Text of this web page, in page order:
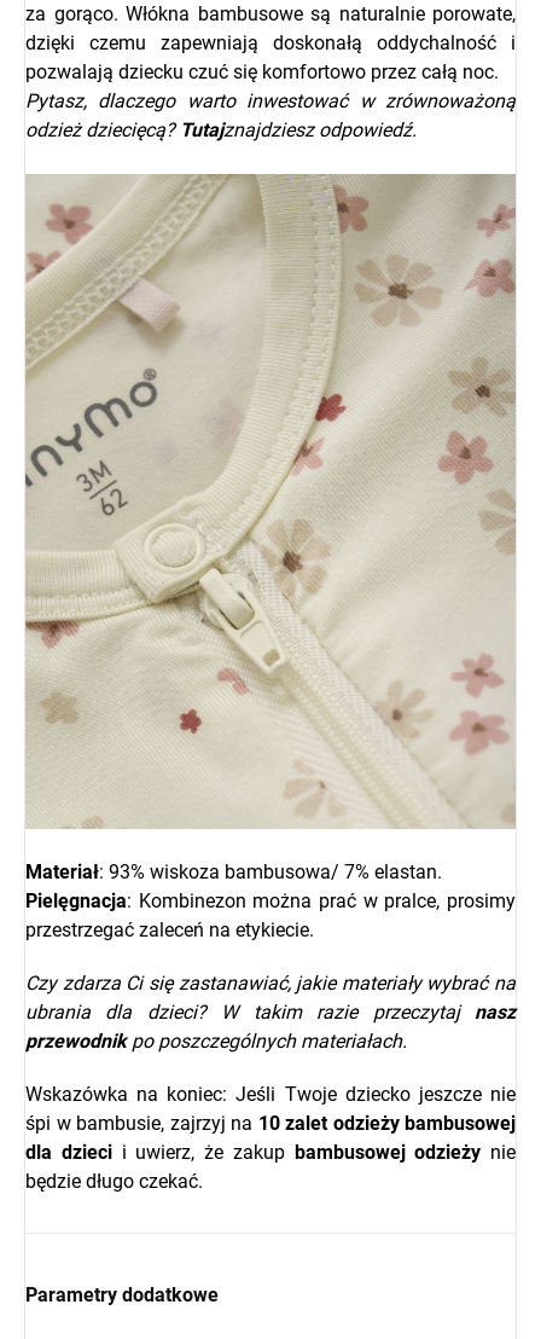
za gorąco. Włókna bambusowe są naturalnie porowate,
dzięki czemu zapewniają doskonałą oddychalność i
pozwalają dziecku czuć się komfortowo przez całą noc.
Pytasz, dlaczego warto inwestować w zrównoważoną
odzież dziecięcą? Tutajznajdziesz odpowiedź.
Materiał: 93% wiskoza bambusowa/ 7% elastan.
Pielęgnacja: Kombinezon można prać w pralce, prosimy
przestrzegać zaleceń na etykiecie.
Czy zdarza Ci się zastanawiać, jakie materiały wybrać na
ubrania dla dzieci? W takim razie przeczytaj nasz
przewodnikpo poszczególnych materiałach.
Wskazówka na koniec: Jeśli Twoje dziecko jeszcze nie
śpi w bambusie, zajrzyj na 10 zalet odzieży bambusowej
dla dzieci i uwierz, że zakup bambusowej odzieży nie
będzie długo czekać.
Parametry dodatkowe